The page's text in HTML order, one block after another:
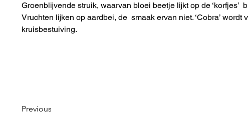
Groenblijvende struik, waarvan bloei beetje lijkt op de ‘korfjes’
Vruchten lijken op aardbei, de  smaak ervan niet. ‘Cobra’ wordt
kruisbestuiving.
Previous